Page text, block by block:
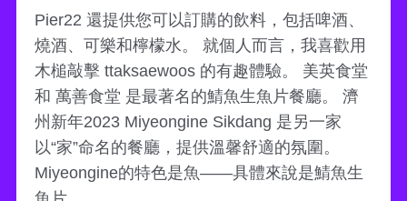
Pier22 還提供您可以訂購的飲料，包括啤酒、
燒酒、可樂和檸檬水。 就個人而言，我喜歡用
木槌敲擊 ttaksaewoos 的有趣體驗。 美英食堂
和 萬善食堂 是最著名的鯖魚生魚片餐廳。 濟
州新年2023 Miyeongine Sikdang 是另一家
以“家”命名的餐廳，提供溫馨舒適的氛圍。
Miyeongine的特色是魚——具體來說是鯖魚生